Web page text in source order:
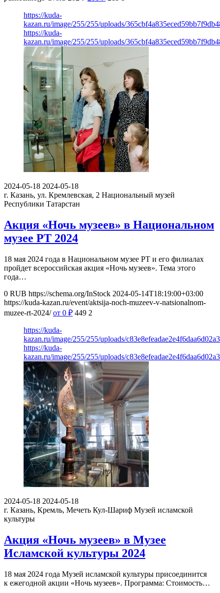
https://kuda-
kazan.ru/image/255/255/uploads/
https://kuda-
kazan.ru/image/255/255/uploads/
2024-05-18 2024-05-18
г. Казань, ул. Кремлевская, 2 Национальный музей
Республики Татарстан
Акция «Ночь музеев» в Национальном
музее РТ 2024
18 мая 2024 года в Национальном музее РТ и его филиалах
пройдет всероссийская акция «Ночь музеев». Тема этого
года…
0 RUB https://schema.org/InStock 2024-05-14T18:19:00+03:00
https://kuda-kazan.ru/event/aktsija-noch-muzeev-v-natsionalnom-
muzee-rt-2024/ от 0 ₽ 449 2
https://kuda-
kazan.ru/image/255/255/uploads/
https://kuda-
kazan.ru/image/255/255/uploads/
2024-05-18 2024-05-18
г. Казань, Кремль, Мечеть Кул-Шариф Музей исламской
культуры
Акция «Ночь музеев» в Музее
Исламской культуры 2024
18 мая 2024 года Музей исламской культуры присоединится
к ежегодной акции «Ночь музеев». Программа: Стоимость…